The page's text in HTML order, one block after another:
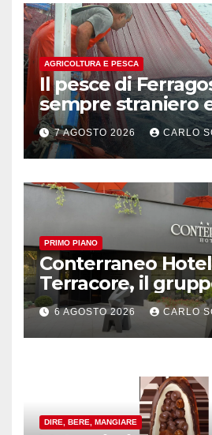
AGRICOLTURA E PESCA
Il pesce di
sempre straniero
in sofferenza
7 AGOSTO 2026 CARLO
PRIMO PIANO
Conterraneo
Terracore, il
amplia l’ ospitalità e il
alle porte di
6 AGOSTO 2026 CARLO
DIRE, BERE, MANGIARE